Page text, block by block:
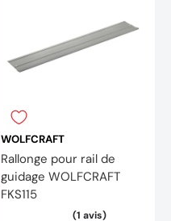
WOLFCRAFT
Rallonge pour rail de
guidage WOLFCRAFT
FKS115